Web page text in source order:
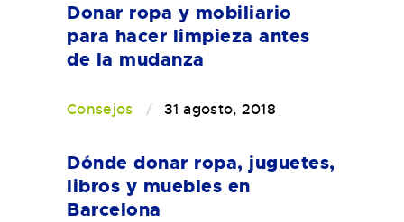
Donar ropa y mobiliario
para hacer limpieza antes
de la mudanza
Consejos 31 agosto, 2018
Dónde donar ropa, juguetes,
libros y muebles en
Barcelona